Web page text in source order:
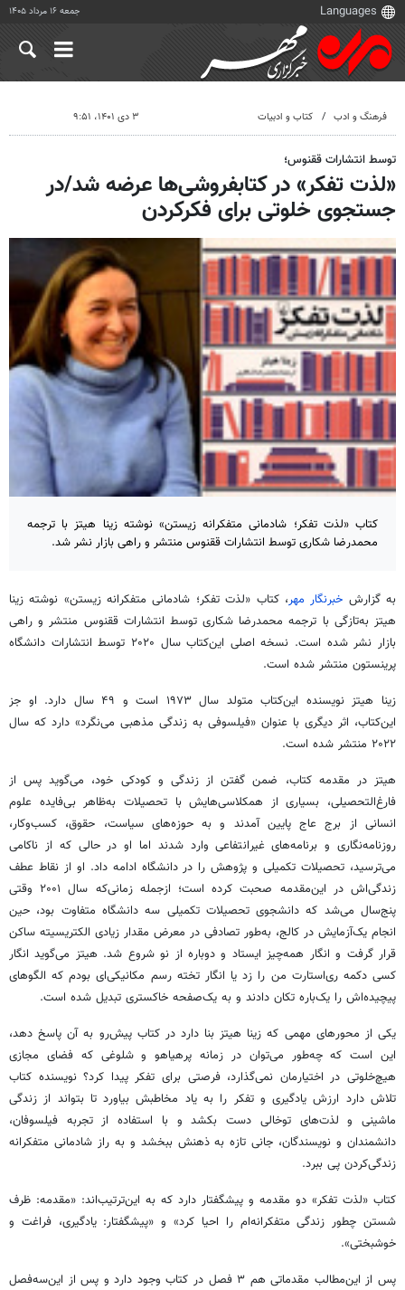
جمعه ۱۶ مرداد ۱۴۰۵
فرهنگ و ادب کتاب و ادبیات ۳ دی ۱۴۰۱، ۹:۵۱
توسط انتشارات ققنوس؛
«لذت تفکر» در کتابفروشی‌ها عرضه شد/در
جستجوی خلوتی برای فکرکردن
کتاب «لذت تفکر؛ شادمانی متفکرانه زیستن» نوشته زینا هیتز با ترجمه
محمدرضا شکاری توسط انتشارات ققنوس منتشر و راهی بازار نشر شد.
به گزارش خبرنگار مهر، کتاب «لذت تفکر؛ شادمانی متفکرانه زیستن» نوشته زینا
هیتز به‌تازگی با ترجمه محمدرضا شکاری توسط انتشارات ققنوس منتشر و راهی
بازار نشر شده است. نسخه اصلی این‌کتاب سال ۲۰۲۰ توسط انتشارات دانشگاه
پرینستون منتشر شده است.
زینا هیتز نویسنده این‌کتاب متولد سال ۱۹۷۳ است و ۴۹ سال دارد. او جز
این‌کتاب، اثر دیگری با عنوان «فیلسوفی به زندگی مذهبی می‌نگرد» دارد که سال
۲۰۲۲ منتشر شده است.
هیتز در مقدمه کتاب، ضمن گفتن از زندگی و کودکی خود، می‌گوید پس از
فارغ‌التحصیلی، بسیاری از همکلاسی‌هایش با تحصیلات به‌ظاهر بی‌فایده علوم
انسانی از برج عاج پایین آمدند و به حوزه‌های سیاست، حقوق، کسب‌وکار،
روزنامه‌نگاری و برنامه‌های غیرانتفاعی وارد شدند اما او در حالی که از ناکامی
می‌ترسید، تحصیلات تکمیلی و پژوهش را در دانشگاه ادامه داد. او از نقاط عطف
زندگی‌اش در این‌مقدمه صحبت کرده است؛ ازجمله زمانی‌که سال ۲۰۰۱ وقتی
پنج‌سال می‌شد که دانشجوی تحصیلات تکمیلی سه دانشگاه متفاوت بود، حین
انجام یک‌آزمایش در کالج، به‌طور تصادفی در معرض مقدار زیادی الکتریسیته ساکن
قرار گرفت و انگار همه‌چیز ایستاد و دوباره از نو شروع شد. هیتز می‌گوید انگار
کسی دکمه ری‌استارت من را زد یا انگار تخته رسم مکانیکی‌ای بودم که الگوهای
پیچیده‌اش را یک‌باره تکان دادند و به یک‌صفحه خاکستری تبدیل شده است.
یکی از محورهای مهمی که زینا هیتز بنا دارد در کتاب پیش‌رو به آن پاسخ دهد،
این است که چه‌طور می‌توان در زمانه پرهیاهو و شلوغی که فضای مجازی
هیچ‌خلوتی در اختیارمان نمی‌گذارد، فرصتی برای تفکر پیدا کرد؟ نویسنده کتاب
تلاش دارد ارزش یادگیری و تفکر را به یاد مخاطبش بیاورد تا بتواند از زندگی
ماشینی و لذت‌های توخالی دست بکشد و با استفاده از تجربه فیلسوفان،
دانشمندان و نویسندگان، جانی تازه به ذهنش ببخشد و به راز شادمانی متفکرانه
زندگی‌کردن پی ببرد.
کتاب «لذت تفکر» دو مقدمه و پیشگفتار دارد که به این‌ترتیب‌اند: «مقدمه: ظرف
شستن چطور زندگی متفکرانه‌ام را احیا کرد» و «پیشگفتار: یادگیری، فراغت و
خوشبختی».
پس از این‌مطالب مقدماتی هم ۳ فصل در کتاب وجود دارد و پس از این‌سه‌فصل